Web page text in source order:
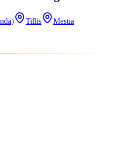
Tiflis
Mestia